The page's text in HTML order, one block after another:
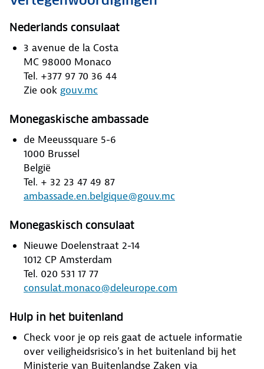
Nederlands consulaat
3 avenue de la Costa
MC 98000 Monaco
Tel. +377 97 70 36 44
Zie ook gouv.mc
Monegaskische ambassade
de Meeussquare 5-6
1000 Brussel
België
Tel. + 32 23 47 49 87
ambassade.en.belgique@gouv.mc
Monegaskisch consulaat
Nieuwe Doelenstraat 2-14
1012 CP Amsterdam
Tel. 020 531 17 77
consulat.monaco@deleurope.com
Hulp in het buitenland
Check voor je op reis gaat de actuele informatie
over veiligheidsrisico's in het buitenland bij het
Ministerie van Buitenlandse Zaken via